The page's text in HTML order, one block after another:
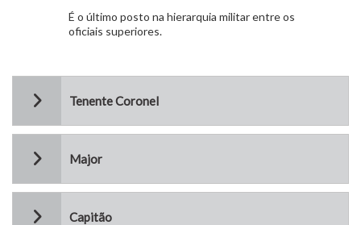
É o último posto na hierarquia militar entre os
oficiais superiores.
Tenente Coronel
Major
Capitão